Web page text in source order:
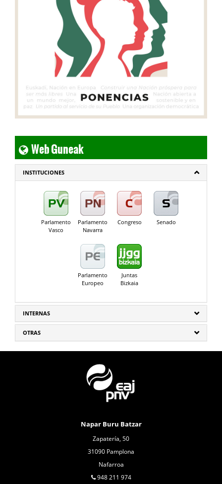
Web Guneak
INSTITUCIONES
Parlamento
Vasco
Parlamento
Navarra
Congreso Senado
Parlamento
Europeo
Juntas
Bizkaia
INTERNAS
OTRAS
Napar Buru Batzar
Zapatería, 50
31090 Pamplona
Nafarroa
948 211 974